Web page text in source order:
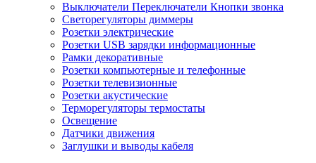
Выключатели Переключатели Кнопки звонка
Светорегуляторы диммеры
Розетки электрические
Розетки USB зарядки информационные
Рамки декоративные
Розетки компьютерные и телефонные
Розетки телевизионные
Розетки акустические
Терморегуляторы термостаты
Освещение
Датчики движения
Заглушки и выводы кабеля